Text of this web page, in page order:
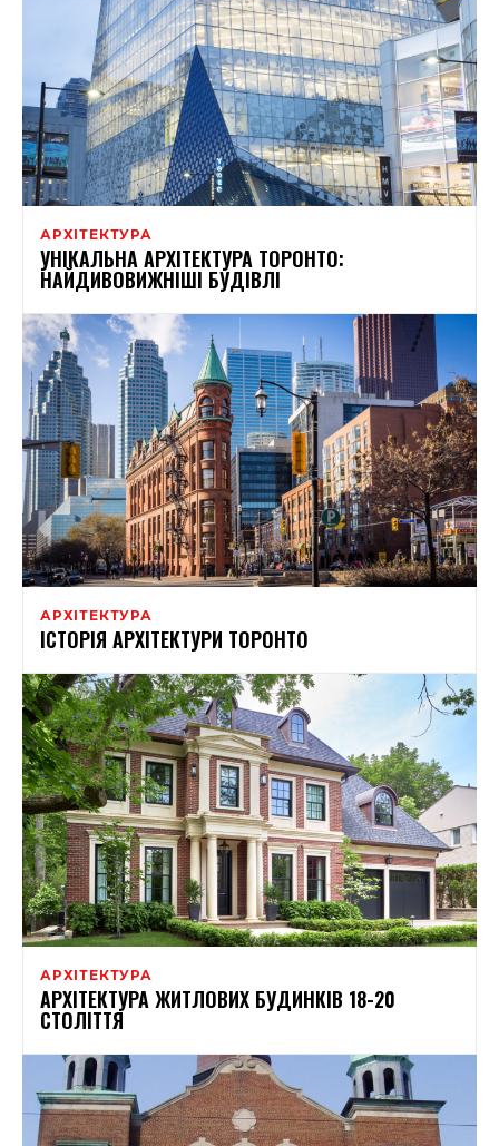
АРХІТЕКТУРА
УНІКАЛЬНА АРХІТЕКТУРА ТОРОНТО:
НАЙДИВОВИЖНІШІ БУДІВЛІ
АРХІТЕКТУРА
ІСТОРІЯ АРХІТЕКТУРИ ТОРОНТО
АРХІТЕКТУРА
АРХІТЕКТУРА ЖИТЛОВИХ БУДИНКІВ 18-20
СТОЛІТТЯ